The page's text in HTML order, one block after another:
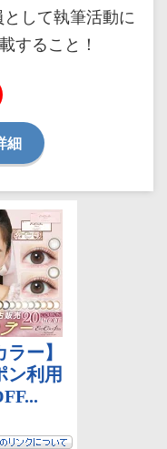
して執筆活動に
すること！
細